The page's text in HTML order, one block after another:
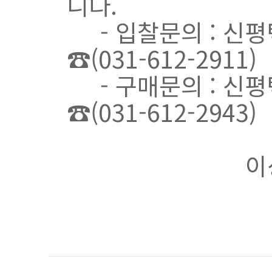
- 입찰문의 : 신
☎(031-612-2911)
- 구매문의 : 신
☎(031-612-2943)